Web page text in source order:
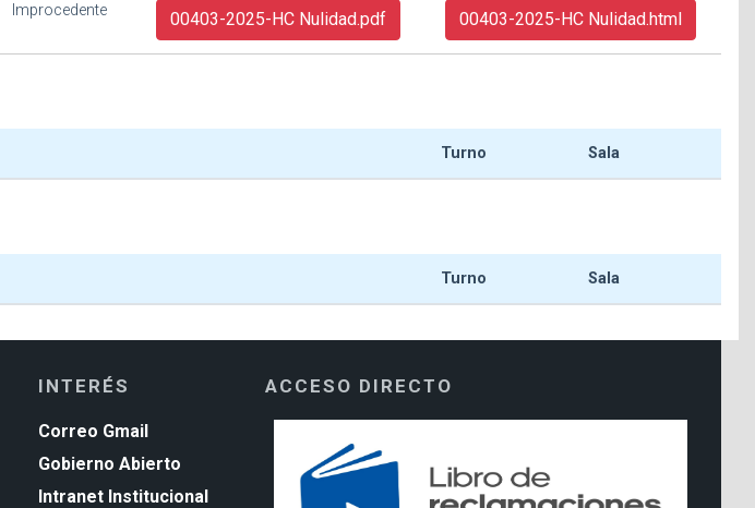
Improcedente 00403-2025-HC Nulidad.pdf 00403-2025-HC Nulidad.html
Turno Sala
Turno Sala
INTERÉS
Correo Gmail
Gobierno Abierto
Intranet Institucional
ACCESO DIRECTO